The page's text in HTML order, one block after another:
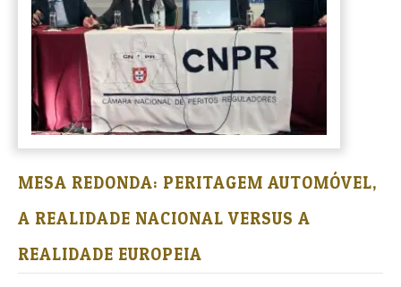
MESA REDONDA: PERITAGEM AUTOMÓVEL,
A REALIDADE NACIONAL VERSUS A
REALIDADE EUROPEIA